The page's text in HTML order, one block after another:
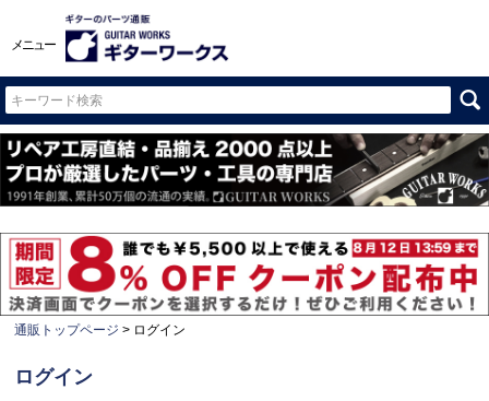
メニュー
通販トップページ ログイン
ログイン